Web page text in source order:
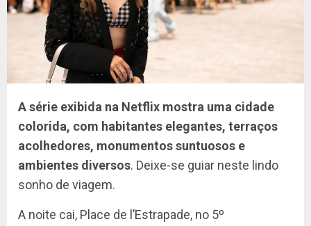
A série exibida na Netflix mostra uma cidade
colorida, com habitantes elegantes, terraços
acolhedores, monumentos suntuosos e
ambientes diversos. Deixe-se guiar neste lindo
sonho de viagem.
A noite cai, Place de l’Estrapade, no 5º